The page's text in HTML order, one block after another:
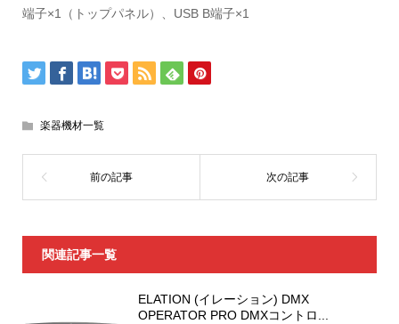
端子×1（トップパネル）、USB B端子×1
楽器機材一覧
関連記事一覧
ELATION (イレーション) DMX
OPERATOR PRO DMXコントロ...